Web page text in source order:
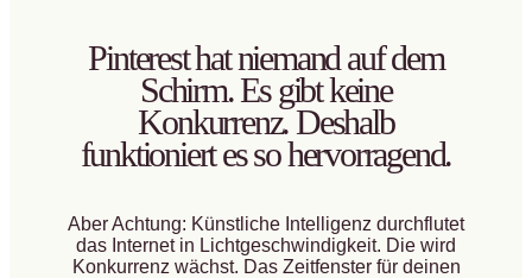
Pinterest hat niemand auf dem
Schirm. Es gibt keine
Konkurrenz. Deshalb
funktioniert es so hervorragend.
Aber Achtung: Künstliche Intelligenz durchflutet
das Internet in Lichtgeschwindigkeit. Die wird
Konkurrenz wächst. Das Zeitfenster für deinen